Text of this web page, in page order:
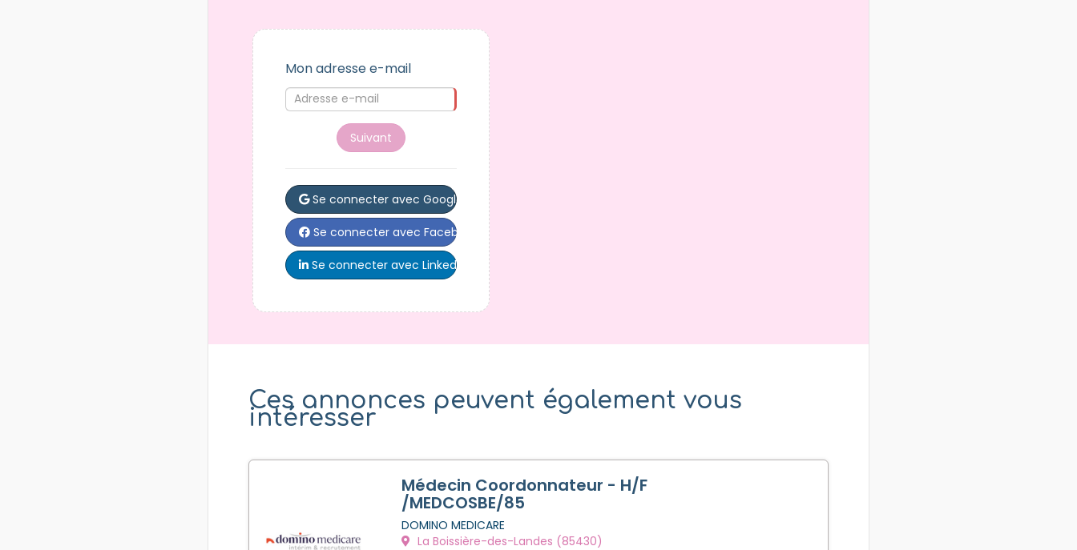
Mon adresse e-mail
Suivant
Se connecter avec Google
Se connecter avec Facebook
Se connecter avec LinkedIn
Ces annonces peuvent également vous
intéresser
Médecin Coordonnateur - H/F
/MEDCOSBE/85
DOMINO MEDICARE
La Boissière-des-Landes (85430)